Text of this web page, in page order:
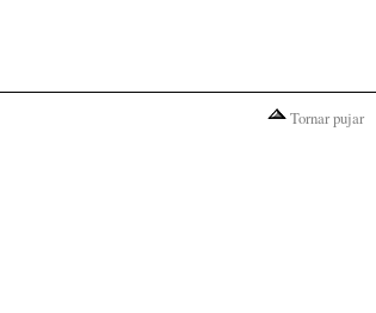
Tornar pujar